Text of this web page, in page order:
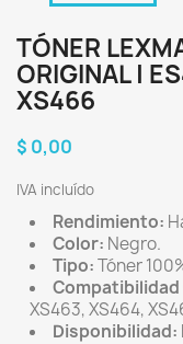
TÓNER
ORIGINAL |
XS466
$ 0,00
IVA incluído
Rendimiento:
Color: Negro.
Tipo:Tóner
XS463, XS464,
Disponibilidad: